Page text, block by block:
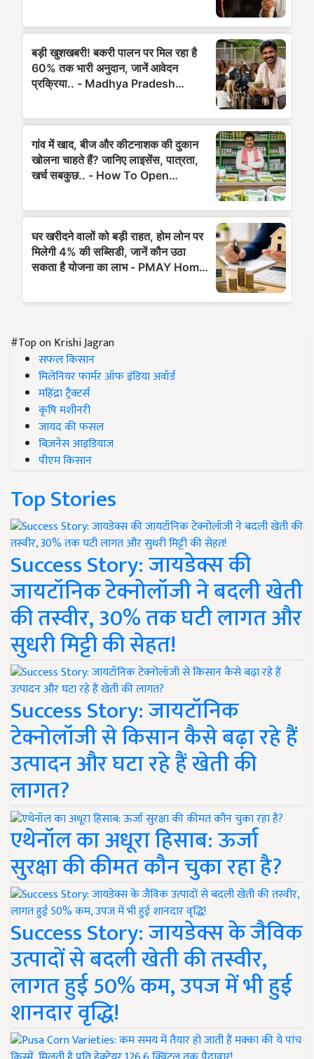
#Top on Krishi Jagran
सफल किसान
मिलेनियर फार्मर ऑफ इंडिया अवॉर्ड
महिंद्रा ट्रैक्टर्स
कृषि मशीनरी
जायद की फसल
बिज़नेस आइडियाज
पीएम किसान
Top Stories
Success Story: जायडेक्स की
जायटॉनिक टेक्नोलॉजी ने बदली खेती
की तस्वीर, 30% तक घटी लागत और
सुधरी मिट्टी की सेहत!
Success Story: जायटॉनिक
टेक्नोलॉजी से किसान कैसे बढ़ा रहे हैं
उत्पादन और घटा रहे हैं खेती की
लागत?
एथेनॉल का अधूरा हिसाब: ऊर्जा
सुरक्षा की कीमत कौन चुका रहा है?
Success Story: जायडेक्स के जैविक
उत्पादों से बदली खेती की तस्वीर,
लागत हुई 50% कम, उपज में भी हुई
शानदार वृद्धि!